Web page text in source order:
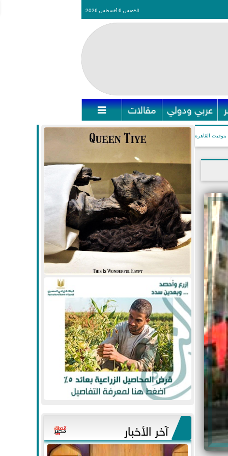
الخميس 6 أغسطس 2026
عربي ودولي مقالات 
بتوقيت القاهرة
آخر الأخبار